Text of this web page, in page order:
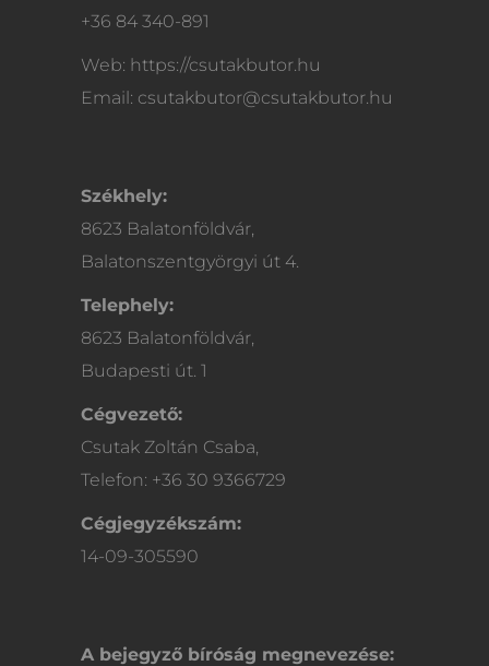
+36 84 340-891
Web: https://csutakbutor.hu
Email: csutakbutor@csutakbutor.hu
Székhely:
8623 Balatonföldvár,
Balatonszentgyörgyi út 4.
Telephely:
8623 Balatonföldvár,
Budapesti út. 1
Cégvezető:
Csutak Zoltán Csaba,
Telefon: +36 30 9366729
Cégjegyzékszám:
14-09-305590
A bejegyző bíróság megnevezése: